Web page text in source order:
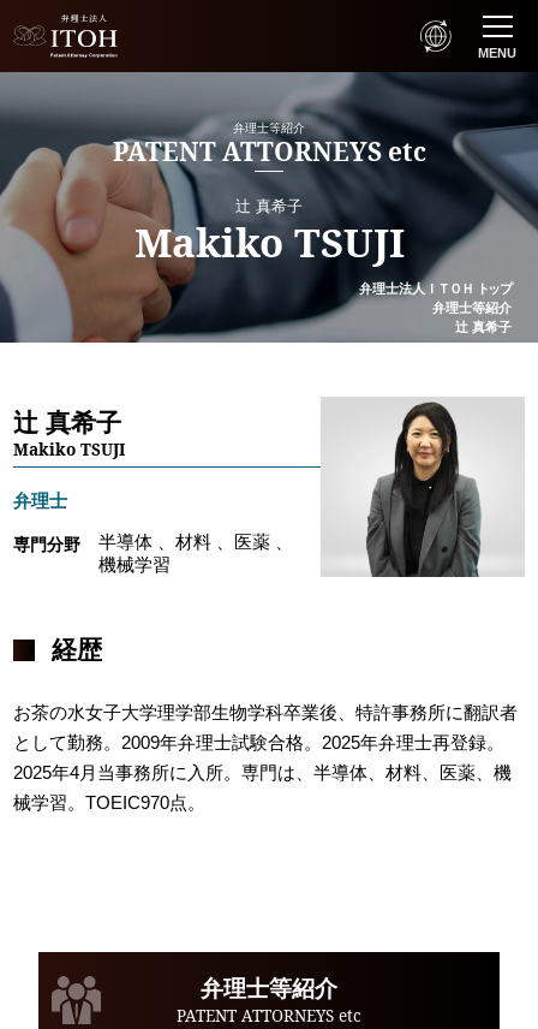
MENU
辻 真希子
Makiko TSUJI
弁理士等紹介
PATENT ATTORNEYS etc
弁理士法人ＩＴＯＨ
トップ
弁理士等紹介
辻 真希子
辻 真希子
Makiko TSUJI
弁理士
専門分野 半導体 、材料 、医薬
機械学習
経歴
お茶の水女子大学理学部生物学科卒業後、特許事務所に翻訳者
として勤務。2009年弁理士試験合格。2025年弁理士再登録。
2025年4月当事務所に入所。専門は、半導体、材料、医薬、機
械学習。TOEIC970点。
弁理士等紹介
PATENT ATTORNEYS etc